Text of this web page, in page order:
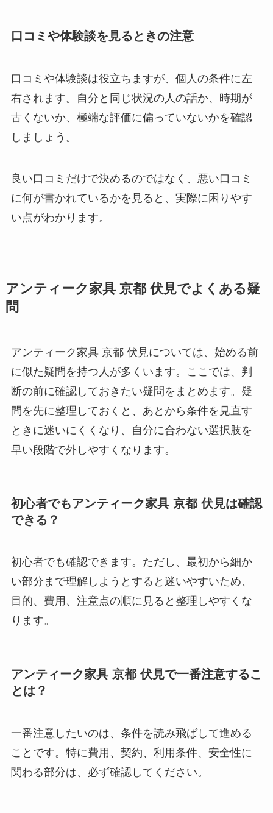
口コミや体験談を見るときの注意
口コミや体験談は役立ちますが、個人の条件に左
右されます。自分と同じ状況の人の話か、時期が
古くないか、極端な評価に偏っていないかを確認
しましょう。
良い口コミだけで決めるのではなく、悪い口コミ
に何が書かれているかを見ると、実際に困りやす
い点がわかります。
アンティーク家具 京都 伏見でよくある疑
問
アンティーク家具 京都 伏見については、始める前
に似た疑問を持つ人が多くいます。ここでは、判
断の前に確認しておきたい疑問をまとめます。疑
問を先に整理しておくと、あとから条件を見直す
ときに迷いにくくなり、自分に合わない選択肢を
早い段階で外しやすくなります。
初心者でもアンティーク家具 京都 伏見は確認
できる？
初心者でも確認できます。ただし、最初から細か
い部分まで理解しようとすると迷いやすいため、
目的、費用、注意点の順に見ると整理しやすくな
ります。
アンティーク家具 京都 伏見で一番注意するこ
とは？
一番注意したいのは、条件を読み飛ばして進める
ことです。特に費用、契約、利用条件、安全性に
関わる部分は、必ず確認してください。